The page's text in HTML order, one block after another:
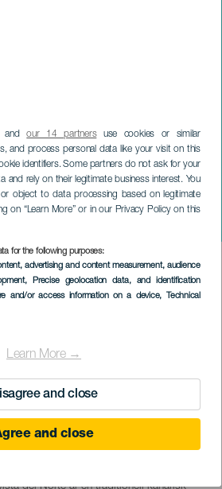
andour 14 partnersuse cookies or similar
and process personal data like your visit on this
identifiers. Some partners do not ask for your
and rely on their legitimate business interest. You
object to data processing based on legitimate
on “Learn More” or in our Privacy Policy on this
for the following purposes:
advertising and content measurement, audience
, Precise geolocation data, and identification
and/or access information on a device, Technical
Learn More →
and close
and close
en
del Norte
del Norte är en traditionell kanarisk